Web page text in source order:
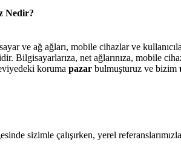
Nedir?
ve ağ ağları, mobile cihazlar ve
Bilgisayarlarıza, net ağlarınıza, mobile
koruma pazar bulmuşturuz ve bizim
sizimle çalışırken, yerel